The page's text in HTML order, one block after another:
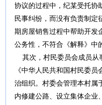
协议的过程中，纪某受托协
民事纠纷，而没有负责制定
期房屋销售过程中帮助开发
公务性，不符合《解释》中
其次，村民委员会成员从
《中华人民共和国村民委
治组织。村委会管理本村属
内修建公路、设立集体企业